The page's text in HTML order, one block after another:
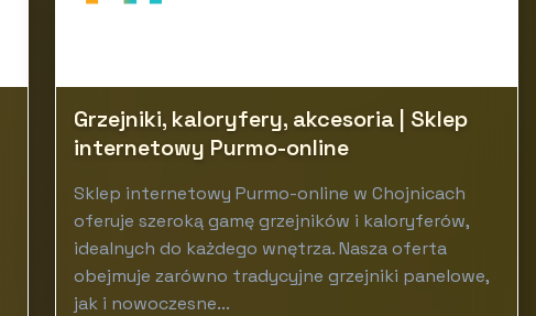
Grzejniki, kaloryfery, akcesoria | Sklep
internetowy Purmo-online
Sklep internetowy Purmo-online w Chojnicach
oferuje szeroką gamę grzejników i kaloryferów,
idealnych do każdego wnętrza. Nasza oferta
obejmuje zarówno tradycyjne grzejniki panelowe,
jak i nowoczesne...